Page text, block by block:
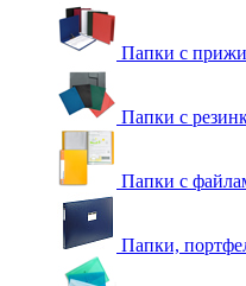
Папки с
Папки с
Папки с
Папки,